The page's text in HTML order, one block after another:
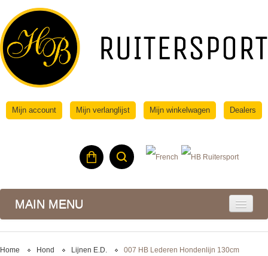
Mijn account Mijn verlanglijst Mijn winkelwagen Dealers
MAIN MENU
Home Hond Lijnen E.d. 007 HB Lederen Hondenlijn 130cm